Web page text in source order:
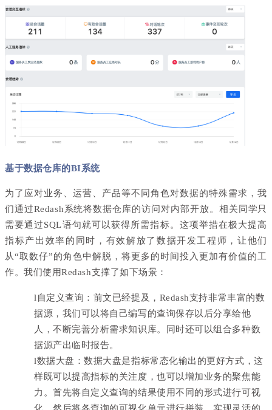
基于数据仓库的BI系统
为了应对业务、运营、产品等不同角色对数据的特殊需求，我
们通过Redash系统将数据仓库的访问对内部开放。相关同学只
需要通过SQL语句就可以获得所需指标。这项举措在极大提高
指标产出效率的同时，有效解放了数据开发工程师，让他们
从“取数仔”的角色中解脱，将更多的时间投入更加有价值的工
作。我们使用Redash支撑了如下场景：
l 自定义查询：前文已经提及，Redash支持非常丰富的数
据源，我们可以将自己编写的查询保存以后分享给他
人，不断完善分析需求知识库。同时还可以组合多种数
据源产出临时报告。
l数据大盘：数据大盘是指标常态化输出的更好方式，这
样既可以提高指标的关注度，也可以增加业务的聚焦能
力。首先将自定义查询的结果使用不同的形式进行可视